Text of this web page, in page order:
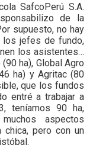
SafcoPerú S.A.
de la
supuesto, no hay
los jefes de fundo,
los asistentes…
ha), Global Agro
ha) y Agritac (80
que los fundos
entré a trabajar a
teníamos 90 ha,
aspectos
pero con un